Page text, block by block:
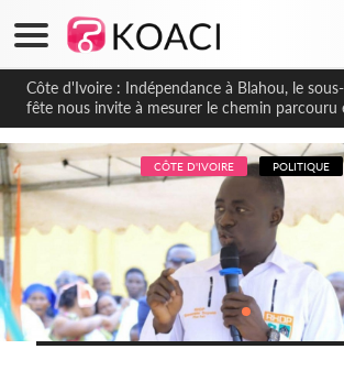
Côte d'Ivoire : Indépendance à Blahou, le
fête nous invite à mesurer le chemin parcouru
notre engagement collectif en faveur du
CÔTE D'IVOIRE POLITIQUE